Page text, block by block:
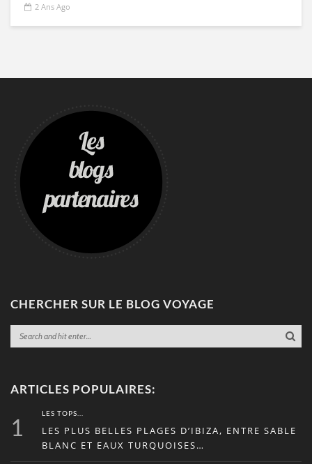
2 Ans Ago
CHERCHER SUR LE BLOG VOYAGE
ARTICLES POPULAIRES:
1
LES TOPS...
LES PLUS BELLES PLAGES D’IBIZA, ENTRE SABLE
BLANC ET EAUX TURQUOISES…